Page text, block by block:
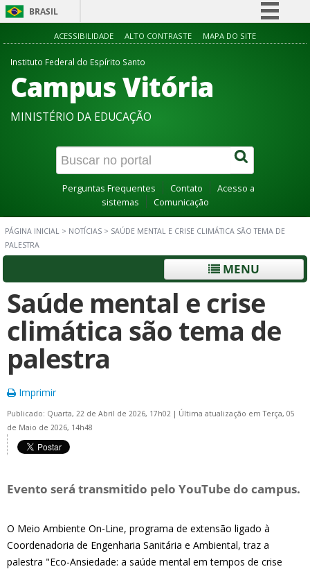
BRASIL
Simplifique!
Acesso à informação
Canais
ACESSIBILIDADE ALTO CONTRASTE MAPA DO SITE
Instituto Federal do Espírito Santo
Campus Vitória
MINISTÉRIO DA EDUCAÇÃO
Perguntas Frequentes Contato
Acesso a
sistemas
Comunicação
PÁGINA INICIAL > NOTÍCIAS > SAÚDE MENTAL E CRISE CLIMÁTICA SÃO TEMA DE
PALESTRA
MENU
Saúde mental e crise
climática são tema de
palestra
Imprimir
Publicado: Quarta, 22 de Abril de 2026, 17h02 | Última atualização em Terça, 05
de Maio de 2026, 14h48
Evento será transmitido pelo YouTube do campus.
O Meio Ambiente On-Line, programa de extensão ligado à
Coordenadoria de Engenharia Sanitária e Ambiental, traz a
palestra "Eco-Ansiedade: a saúde mental em tempos de crise